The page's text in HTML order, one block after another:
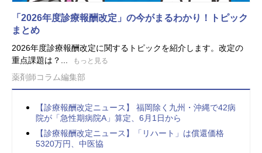
「2026年度診療報酬改定」の今がまるわかり！トピック
まとめ
2026年度診療報酬改定に関するトピックを紹介します。改定の
重点課題は？...
もっと見る
薬剤師コラム編集部
【診療報酬改定ニュース】 福岡除く九州・沖縄で42病
院が「急性期病院A」算定、6月1日から
【診療報酬改定ニュース】「リハート」は償還価格
5320万円、中医協